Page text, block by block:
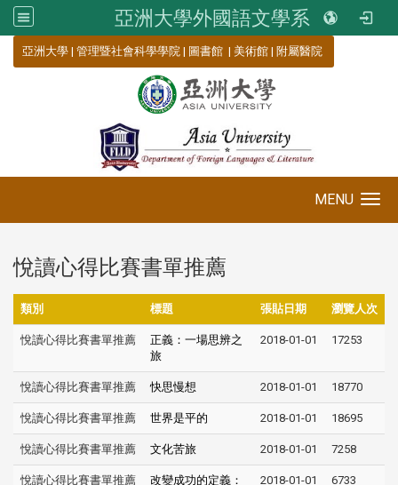
亞洲大學外國語文學系
亞洲大學 | 管理暨社會科學學院 | 圖書館 | 美術館 | 附屬醫院
MENU
悅讀心得比賽書單推薦
類別 標題 張貼日期 瀏覽人次
悅讀心得比賽書單推薦
正義：一場思辨之
旅
2018-01-01 17253
悅讀心得比賽書單推薦 快思慢想 2018-01-01 18770
悅讀心得比賽書單推薦 世界是平的 2018-01-01 18695
悅讀心得比賽書單推薦 文化苦旅 2018-01-01 7258
悅讀心得比賽書單推薦
改變成功的定義：
2018-01-01 6733